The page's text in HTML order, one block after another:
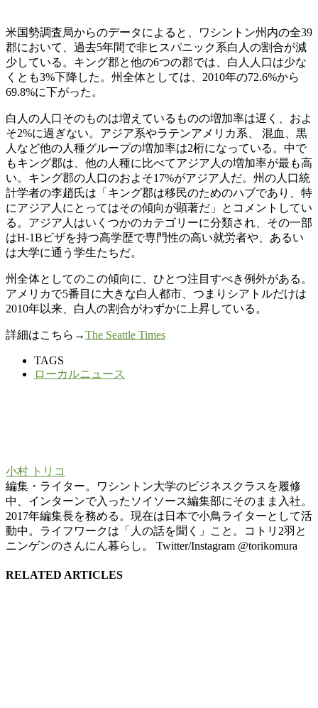
米国勢調査局からのデータによると、ワシントン州内の全39
郡において、過去5年間で非ヒスパニック系白人の割合が減
少している。キング郡と他の6つの郡では、白人人口は少な
くとも3%下降した。州全体としては、2010年の72.6%から
69.8%に下がった。
白人の人口そのものは増えているものの増加率は遅く、およ
そ2%に過ぎない。アジア系やラテンアメリカ系、 混血、黒
人など他の人種グループの増加率は2桁になっている。中で
もキング郡は、他の人種に比べてアジア人の増加率が最も高
い。キング郡の人口のおよそ17%がアジア人だ。州の人口統
計学者の李趙氏は「キング郡は移民のためのハブであり、特
にアジア人にとってはその傾向が顕著だ」とコメントしてい
る。アジア人はいくつかのカテゴリーに分類され、その一部
はH-1Bビザを持つ高学歴で専門性の高い就労者や、あるい
は大学に通う学生たちだ。
州全体としてのこの傾向に、ひとつ注目すべき例外がある。
アメリカで5番目に大きな白人都市、つまりシアトルだけは
2010年以来、白人の割合がわずかに上昇している。
詳細はこちら→The Seattle Times
TAGS
ローカルニュース
小村 トリコ
編集・ライター。ワシントン大学のビジネスクラスを履修
中、インターンで入ったソイソース編集部にそのまま入社。
2017年編集長を務める。現在は日本で小鳥ライターとして活
動中。ライフワークは「人の話を聞く」こと。コトリ2羽と
ニンゲンのさんにん暮らし。 Twitter/Instagram @torikomura
RELATED ARTICLES